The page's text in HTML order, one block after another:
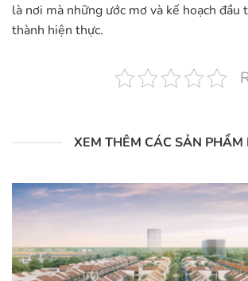
là nơi mà những ước mơ và kế hoạch đầu
thành hiện thực.
XEM THÊM CÁC SẢN PHẨM